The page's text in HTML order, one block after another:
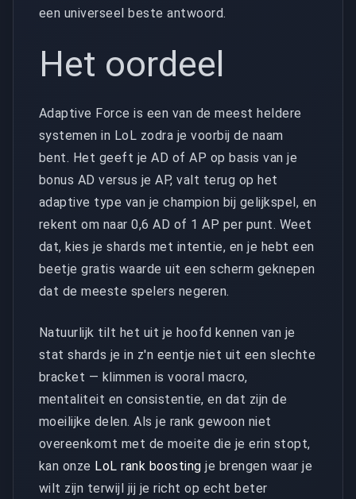
een universeel beste antwoord.
Het oordeel
Adaptive Force is een van de meest heldere
systemen in LoL zodra je voorbij de naam
bent. Het geeft je AD of AP op basis van je
bonus AD versus je AP, valt terug op het
adaptive type van je champion bij gelijkspel, en
rekent om naar 0,6 AD of 1 AP per punt. Weet
dat, kies je shards met intentie, en je hebt een
beetje gratis waarde uit een scherm geknepen
dat de meeste spelers negeren.
Natuurlijk tilt het uit je hoofd kennen van je
stat shards je in z'n eentje niet uit een slechte
bracket — klimmen is vooral macro,
mentaliteit en consistentie, en dat zijn de
moeilijke delen. Als je rank gewoon niet
overeenkomt met de moeite die je erin stopt,
kan onze LoL rank boosting je brengen waar je
wilt zijn terwijl jij je richt op echt beter